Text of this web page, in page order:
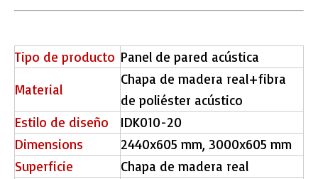
Tipo de producto Panel de pared acústica
Material
Chapa de madera real+fibra
de poliéster acústico
Estilo de diseño
IDK010-20
Dimensions
2440x605 mm, 3000x605 mm
Superficie
Chapa de madera real